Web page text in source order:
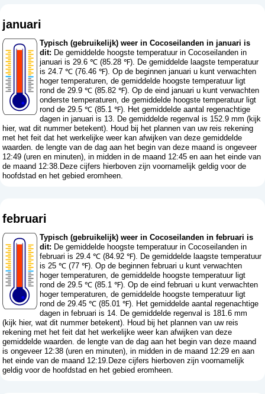
januari
Typisch (gebruikelijk) weer in Cocoseilanden in januari is
dit: De gemiddelde hoogste temperatuur in Cocoseilanden in
januari is 29.6 ℃ (85.28 ℉). De gemiddelde laagste temperatuur
is 24.7 ℃ (76.46 ℉). Op de beginnen januari u kunt verwachten
hoger temperaturen, de gemiddelde hoogste temperatuur ligt
rond de 29.9 ℃ (85.82 ℉). Op de eind januari u kunt verwachten
onderste temperaturen, de gemiddelde hoogste temperatuur ligt
rond de 29.5 ℃ (85.1 ℉). Het gemiddelde aantal regenachtige
dagen in januari is 13. De gemiddelde regenval is 152.9 mm (kijk
hier, wat dit nummer betekent). Houd bij het plannen van uw reis rekening
met het feit dat het werkelijke weer kan afwijken van deze gemiddelde
waarden. de lengte van de dag aan het begin van deze maand is ongeveer
12:49 (uren en minuten), in midden in de maand 12:45 en aan het einde van
de maand 12:38.Deze cijfers hierboven zijn voornamelijk geldig voor de
hoofdstad en het gebied eromheen.
februari
Typisch (gebruikelijk) weer in Cocoseilanden in februari is
dit: De gemiddelde hoogste temperatuur in Cocoseilanden in
februari is 29.4 ℃ (84.92 ℉). De gemiddelde laagste temperatuur
is 25 ℃ (77 ℉). Op de beginnen februari u kunt verwachten
hoger temperaturen, de gemiddelde hoogste temperatuur ligt
rond de 29.5 ℃ (85.1 ℉). Op de eind februari u kunt verwachten
hoger temperaturen, de gemiddelde hoogste temperatuur ligt
rond de 29.45 ℃ (85.01 ℉). Het gemiddelde aantal regenachtige
dagen in februari is 14. De gemiddelde regenval is 181.6 mm
(kijk hier, wat dit nummer betekent). Houd bij het plannen van uw reis
rekening met het feit dat het werkelijke weer kan afwijken van deze
gemiddelde waarden. de lengte van de dag aan het begin van deze maand
is ongeveer 12:38 (uren en minuten), in midden in de maand 12:29 en aan
het einde van de maand 12:19.Deze cijfers hierboven zijn voornamelijk
geldig voor de hoofdstad en het gebied eromheen.